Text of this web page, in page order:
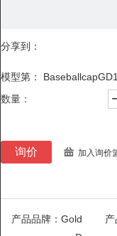
分享到：
模型第：
数量：
询价 加入询价
产品品牌： Gold
产